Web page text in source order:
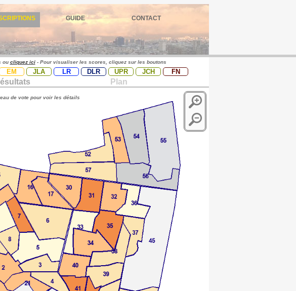
GUIDE CONTACT
ou cliquez ici- Pour visualiser les scores, cliquez sur les boutons
EM JLA LR DLR UPR JCH FN
Plan
de vote pour voir les détails